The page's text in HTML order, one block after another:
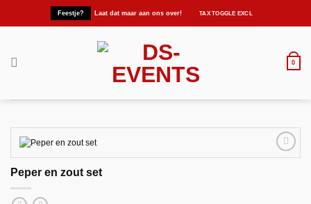
Feestje? Laat dat maar aan ons over!
0
Peper en zout set